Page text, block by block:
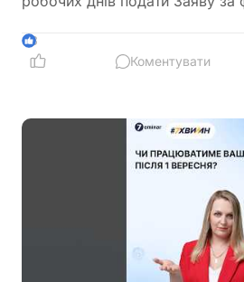
інформацію про закриття
створення нових у різних
3
Коментувати